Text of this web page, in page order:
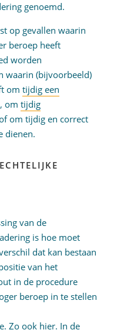
genoemd.
op gevallen waarin
beroep heeft
worden
waarin (bijvoorbeeld)
om tijdig een
om tijdig
om tijdig en correct
dienen.
van de
is hoe moet
dat kan bestaan
van het
in de procedure
beroep in te stellen
Zo ook hier. In de